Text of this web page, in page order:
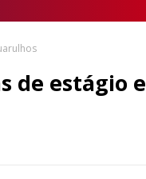
de estágio e